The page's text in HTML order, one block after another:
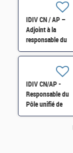
Wissembourg
H/F
IDIV CN / AP –
Adjoint à la
responsable du
Centre de
Professionnels
(CC Pros) H/F
IDIV CN/AP -
Responsable du
Pôle unifié de
Contrôle des